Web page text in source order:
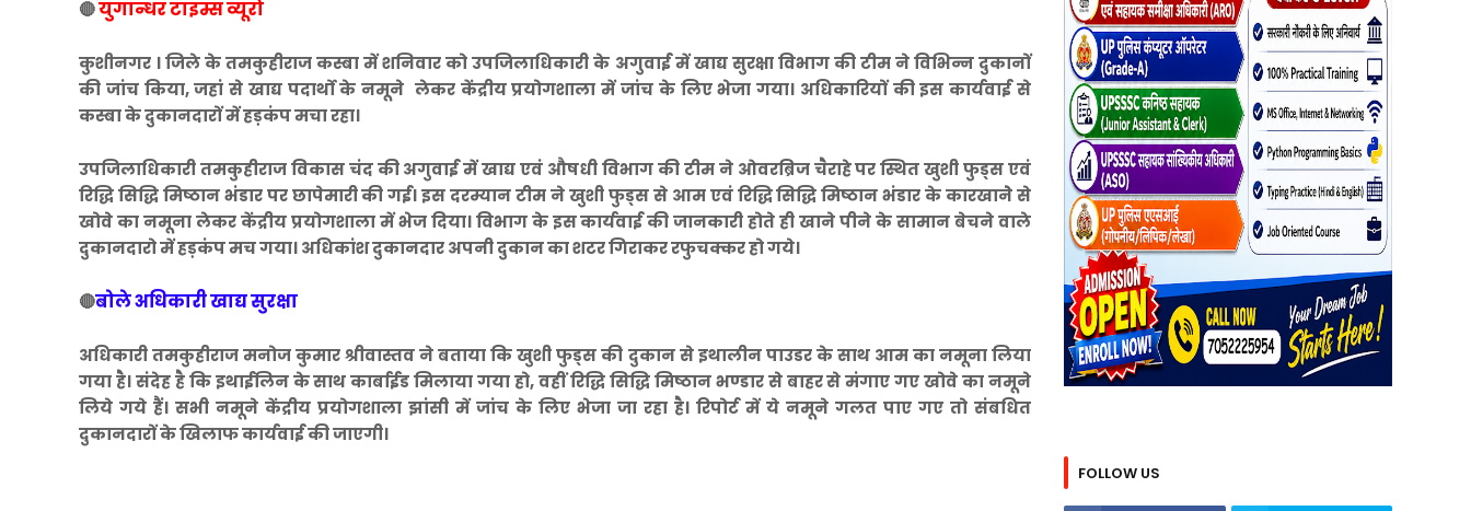
🔴युगान्धर टाइम्स व्यूरो
कुशीनगर । जिले के तमकुहीराज कस्बा में शनिवार को उपजिलाधिकारी के अगुवाई में खाद्य सुरक्षा विभाग की टीम ने विभिन्न दुकानों
की जांच किया, जहां से खाद्य पदार्थो के नमूने लेकर केंद्रीय प्रयोगशाला में जांच के लिए भेजा गया। अधिकारियों की इस कार्यवाई से
कस्बा के दुकानदारों में हड़कंप मचा रहा।
उपजिलाधिकारी तमकुहीराज विकास चंद की अगुवाई में खाद्य एवं औषधी विभाग की टीम ने ओवरब्रिज चैराहे पर स्थित खुशी फुड्स एवं
रिद्धि सिद्धि मिष्ठान भंडार पर छापेमारी की गई। इस दरम्यान टीम ने खुशी फुड्स से आम एवं रिद्धि सिद्धि मिष्ठान भंडार के कारखानेे से
खोवे का नमूना लेकर केंद्रीय प्रयोगशाला में भेज दिया। विभाग के इस कार्यवाई की जानकारी होते ही खाने पीने के सामान बेचने वाले
दुकानदारो में हड़कंप मच गया। अधिकांश दुकानदार अपनी दुकान का शटर गिराकर रफुचक्कर हो गये।
🔴बोले अधिकारी खाद्य सुरक्षा
अधिकारी तमकुहीराज मनोज कुमार श्रीवास्तव ने बताया कि खुशी फुड्स की दुकान से इथालीन पाउडर के साथ आम का नमूना लिया
गया है। संदेह है कि इथाईलिन के साथ कार्बाईड मिलाया गया हो, वहीं रिद्धि सिद्धि मिष्ठान भण्डार से बाहर से मंगाए गए खोवे का नमूने
लिये गये हैं। सभी नमूने केंद्रीय प्रयोगशाला झांसी में जांच के लिए भेजा जा रहा है। रिपोर्ट में ये नमूने गलत पाए गए तो संबधित
दुकानदारों के खिलाफ कार्यवाई की जाएगी।
FOLLOW US